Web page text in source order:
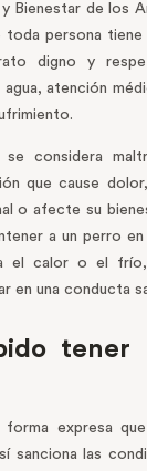
Bienestar de los
toda persona tiene
digno y
agua, atención
se considera
que cause
o afecte su
a un perro
el calor o el
en una conducta
expresa
sanciona las